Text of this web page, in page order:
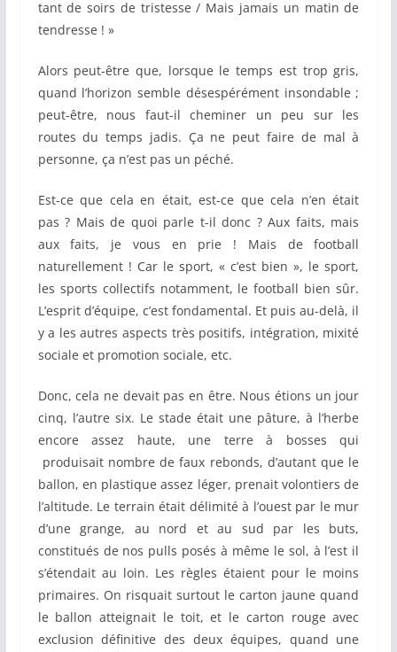
tant de soirs de tristesse / Mais jamais un matin de
tendresse ! »
Alors peut-être que, lorsque le temps est trop gris,
quand l’horizon semble désespérément insondable ;
peut-être, nous faut-il cheminer un peu sur les
routes du temps jadis. Ça ne peut faire de mal à
personne, ça n’est pas un péché.
Est-ce que cela en était, est-ce que cela n’en était
pas ? Mais de quoi parle t-il donc ? Aux faits, mais
aux faits, je vous en prie ! Mais de football
naturellement ! Car le sport, « c’est bien », le sport,
les sports collectifs notamment, le football bien sûr.
L’esprit d’équipe, c’est fondamental. Et puis au-delà, il
y a les autres aspects très positifs, intégration, mixité
sociale et promotion sociale, etc.
Donc, cela ne devait pas en être. Nous étions un jour
cinq, l’autre six. Le stade était une pâture, à l’herbe
encore assez haute, une terre à bosses qui
produisait nombre de faux rebonds, d’autant que le
ballon, en plastique assez léger, prenait volontiers de
l’altitude. Le terrain était délimité à l’ouest par le mur
d’une grange, au nord et au sud par les buts,
constitués de nos pulls posés à même le sol, à l’est il
s’étendait au loin. Les règles étaient pour le moins
primaires. On risquait surtout le carton jaune quand
le ballon atteignait le toit, et le carton rouge avec
exclusion définitive des deux équipes, quand une